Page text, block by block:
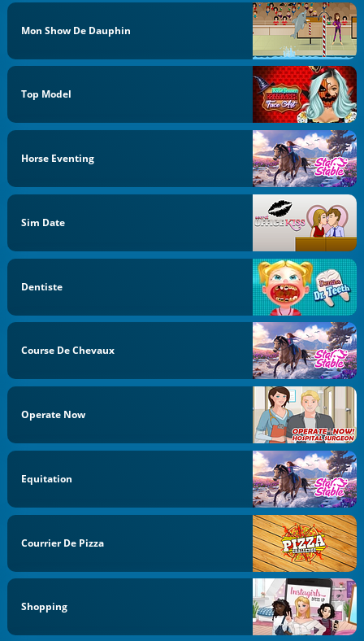
Mon Show De Dauphin
Top Model
Horse Eventing
Sim Date
Dentiste
Course De Chevaux
Operate Now
Equitation
Courrier De Pizza
Shopping